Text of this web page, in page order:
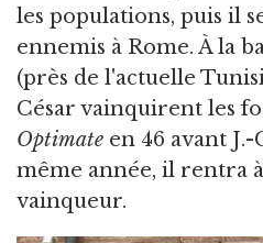
les populations, puis il
ennemis à Rome. À la
(près de l'actuelle
César vainquirent les
Optimate en 46 avant
même année, il rentra
vainqueur.